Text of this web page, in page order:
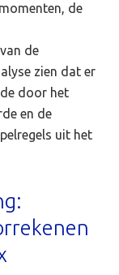
de
de
zien dat er
door het
en de
uit het